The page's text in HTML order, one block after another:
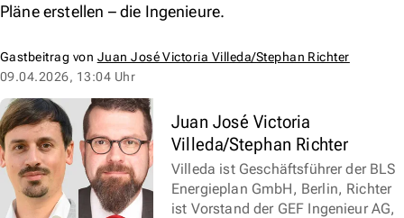
Pläne erstellen – die Ingenieure.
Gastbeitrag von Juan José Victoria Villeda/Stephan Richter
09.04.2026, 13:04 Uhr
Juan José Victoria
Villeda/Stephan Richter
Villeda ist Geschäftsführer der BLS
Energieplan GmbH, Berlin, Richter
ist Vorstand der GEF Ingenieur AG,